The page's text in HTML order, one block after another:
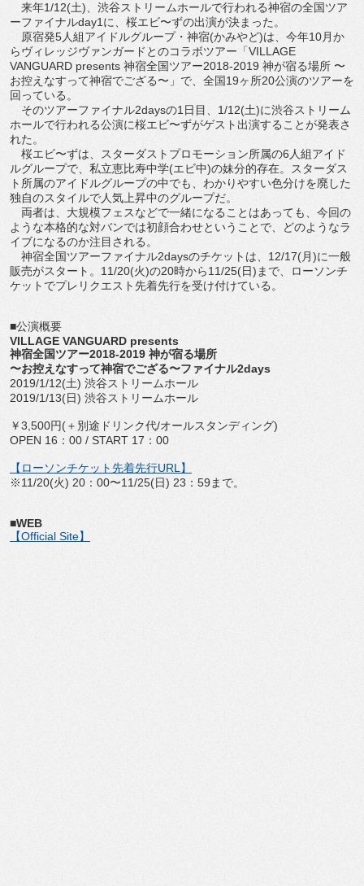
来年1/12(土)、渋谷ストリームホールで行われる神宿の全国ツア
ーファイナルday1に、桜エビ〜ずの出演が決まった。
原宿発5人組アイドルグループ・神宿(かみやど)は、今年10月か
らヴィレッジヴァンガードとのコラボツアー「VILLAGE
VANGUARD presents 神宿全国ツアー2018-2019 神が宿る場所 〜
お控えなすって神宿でござる〜」で、全国19ヶ所20公演のツアーを
回っている。
そのツアーファイナル2daysの1日目、1/12(土)に渋谷ストリーム
ホールで行われる公演に桜エビ〜ずがゲスト出演することが発表さ
れた。
桜エビ〜ずは、スターダストプロモーション所属の6人組アイド
ルグループで、私立恵比寿中学(エビ中)の妹分的存在。スターダス
ト所属のアイドルグループの中でも、わかりやすい色分けを廃した
独自のスタイルで人気上昇中のグループだ。
両者は、大規模フェスなどで一緒になることはあっても、今回の
ような本格的な対バンでは初顔合わせということで、どのようなラ
イブになるのか注目される。
神宿全国ツアーファイナル2daysのチケットは、12/17(月)に一般
販売がスタート。11/20(火)の20時から11/25(日)まで、ローソンチ
ケットでプレリクエスト先着先行を受け付けている。
■公演概要
VILLAGE VANGUARD presents
神宿全国ツアー2018-2019 神が宿る場所
〜お控えなすって神宿でござる〜ファイナル2days
2019/1/12(土) 渋谷ストリームホール
2019/1/13(日) 渋谷ストリームホール
￥3,500円(＋別途ドリンク代/オールスタンディング)
OPEN 16：00 / START 17：00
【ローソンチケット先着先行URL】
※11/20(火) 20：00〜11/25(日) 23：59まで。
■WEB
【Official Site】